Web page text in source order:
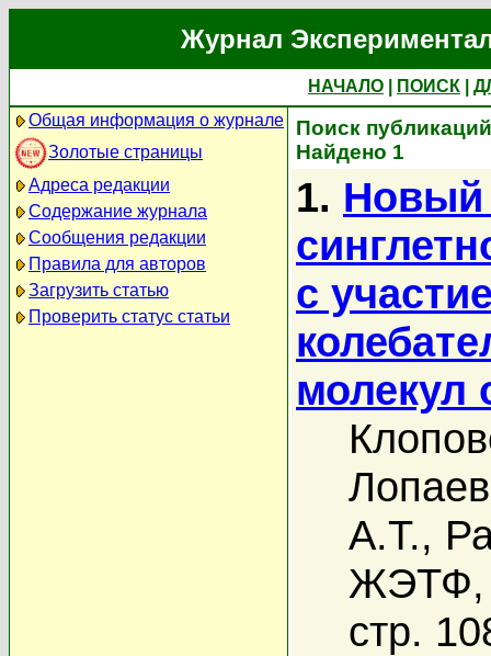
Журнал
НАЧАЛО ПОИСК
Общая информация о журнале
Золотые страницы
Адреса редакции
Содержание журнала
Сообщения редакции
Правила для авторов
Загрузить статью
Проверить статус статьи
Поиск
Найдено 1
1. Новый
с
молекул
А.Т.,
ЖЭТФ,
стр.